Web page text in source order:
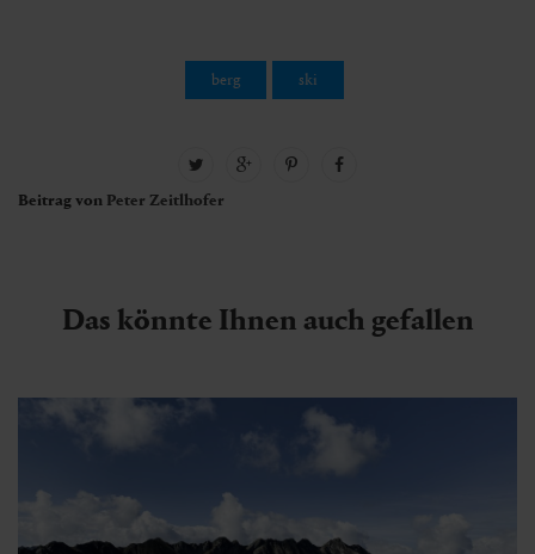
berg ski
Beitrag von Peter Zeitlhofer
Das könnte Ihnen auch gefallen